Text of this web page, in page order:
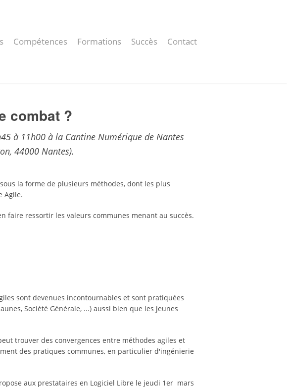
Compétences Formations Succès Contact
combat ?
à 11h00 à la Cantine Numérique de Nantes
44000 Nantes).
la forme de plusieurs méthodes, dont les plus
Agile.
faire ressortir les valeurs communes menant au succès.
sont devenues incontournables et sont pratiquées
Société Générale, ...) aussi bien que les jeunes
trouver des convergences entre méthodes agiles et
des pratiques communes, en particulier d'ingénierie
aux prestataires en Logiciel Libre le jeudi 1er mars